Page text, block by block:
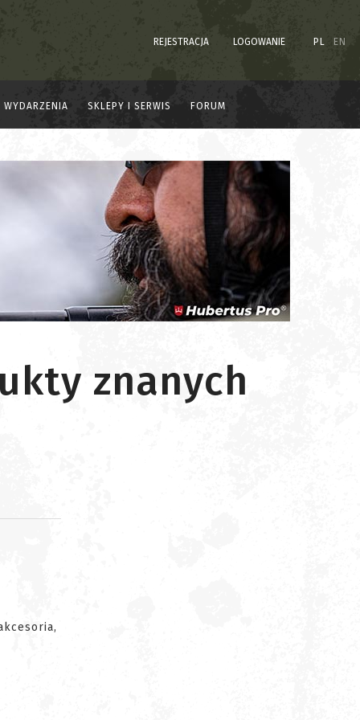
REJESTRACJA LOGOWANIE PL EN
WYDARZENIA SKLEPY I SERWIS FORUM
znanych